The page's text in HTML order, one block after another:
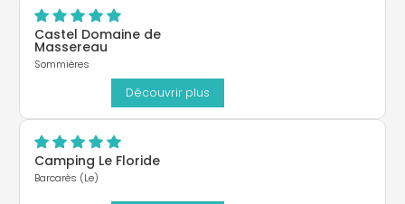
Castel Domaine de
Massereau
Sommières
Découvrir plus
Camping Le Floride
Barcarès (Le)